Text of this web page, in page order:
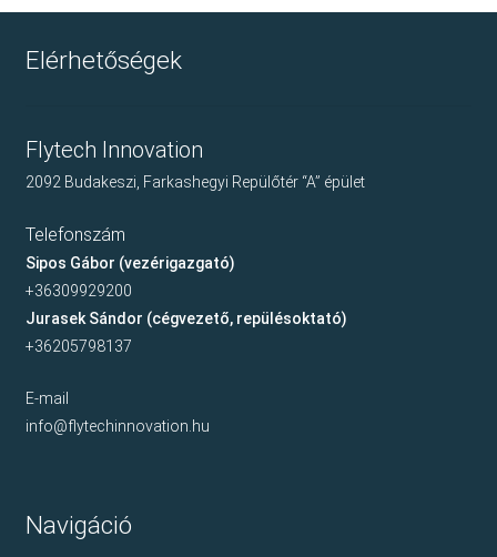
Elérhetőségek
Flytech Innovation
2092 Budakeszi, Farkashegyi Repülőtér “A” épület
Telefonszám
Sipos Gábor (vezérigazgató)
+36309929200
Jurasek Sándor (cégvezető, repülésoktató)
+36205798137
E-mail
info@flytechinnovation.hu
Navigáció